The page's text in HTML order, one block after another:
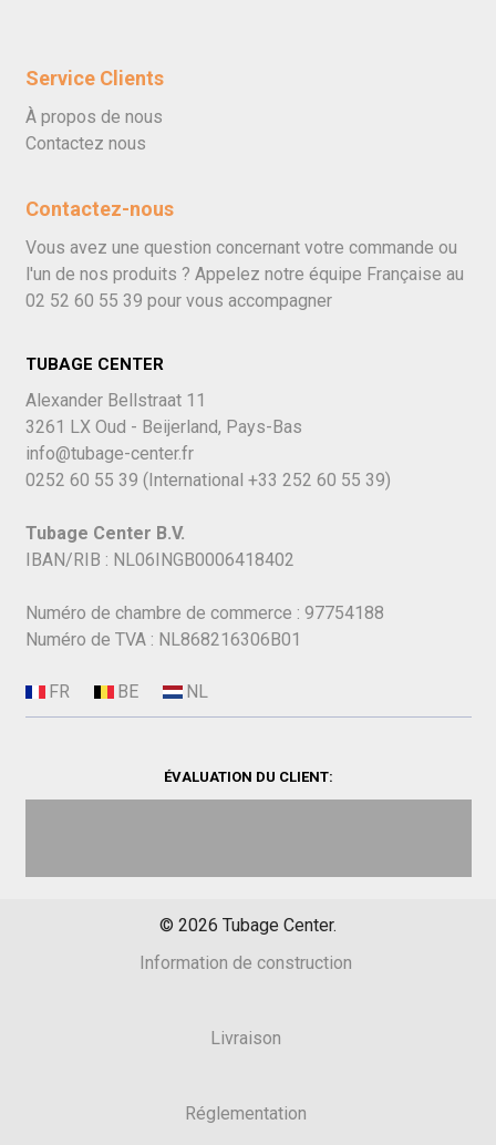
Service Clients
À propos de nous
Contactez nous
Contactez-nous
Vous avez une question concernant votre commande ou
l'un de nos produits ? Appelez notre équipe Française au
02 52 60 55 39 pour vous accompagner
TUBAGE CENTER
Alexander Bellstraat 11
3261 LX Oud - Beijerland, Pays-Bas
info@tubage-center.fr
0252 60 55 39 (International +33 252 60 55 39)
Tubage Center B.V.
IBAN/RIB : NL06INGB0006418402
Numéro de chambre de commerce : 97754188
Numéro de TVA : NL868216306B01
ÉVALUATION DU CLIENT:
© 2026 Tubage Center.
Information de construction
Livraison
Réglementation